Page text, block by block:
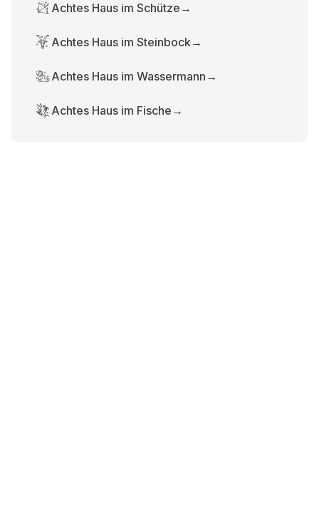
Achtes Haus im Schütze →
Achtes Haus im Steinbock→
Achtes Haus im Wassermann →
Achtes Haus im Fische →